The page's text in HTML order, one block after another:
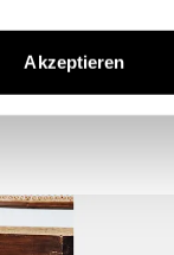
Akzeptieren
die besten Tipps Wir
an, tritt
regnen...